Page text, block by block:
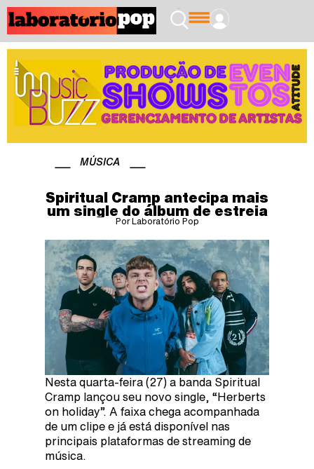
MÚSICA
Spiritual Cramp antecipa mais
um single do álbum de estreia
Por Laboratório Pop
Nesta quarta-feira (27) a banda Spiritual
Cramp lançou seu novo single, “Herberts
on holiday”. A faixa chega acompanhada
de um clipe e já está disponível nas
principais plataformas de streaming de
música.